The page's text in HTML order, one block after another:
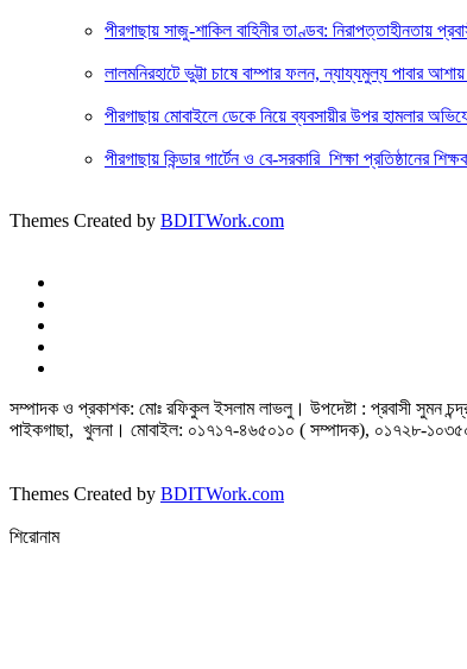
পীরগাছায় সাজু-শাকিল বাহিনীর তাণ্ডব: নিরাপত্তাহীনতায়
লালমনিরহাটে ভুট্টা চাষে বাম্পার ফলন, ন্যায্যমুল্য পাবার
পীরগাছায় মোবাইলে ডেকে নিয়ে ব্যবসায়ীর উপর হামলার
পীরগাছায় কিন্ডার গার্টেন ও বে-সরকারি শিক্ষা প্রতিষ্ঠানের
Themes Created by BDITWork.com
সম্পাদক ও প্রকাশক: মোঃ রফিকুল ইসলাম লাভলু। উপদেষ্টা : প্রবাসী সুমন
পাইকগাছা, খুলনা। মোবাইল: ০১৭১৭-৪৬৫০১০ ( সম্পাদক), ০১৭২৮-১০৩৫০৭
Themes Created by BDITWork.com
শিরোনাম